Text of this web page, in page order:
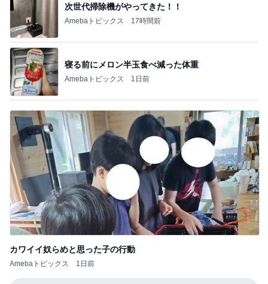
次世代掃除機がやってきた！！
Amebaトピックス 17時間前
寝る前にメロン半玉食べ減った体重
Amebaトピックス 1日前
カワイイ奴らめと思った子の行動
Amebaトピックス 1日前